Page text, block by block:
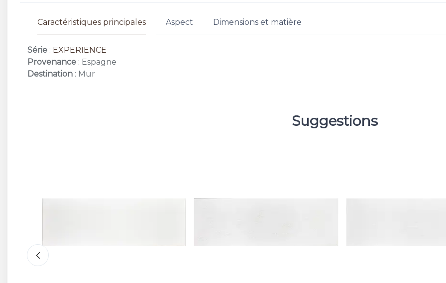
Caractéristiques principales Aspect Dimensions et matière
Série : EXPERIENCE
Provenance : Espagne
Destination : Mur
Suggestions